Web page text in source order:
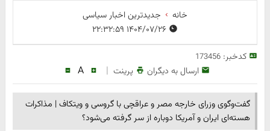
خانه
جدیدترین اخبار سیاسی
کدخبر:173456
ارسال به دیگران پرینت |
A
گفت‌وگوی وزرای خارجه مصر و عراقچی با گروسی و ویتکاف | مذاکرات
هسته‌ای ایران و آمریکا دوباره از سر گرفته می‌شود؟